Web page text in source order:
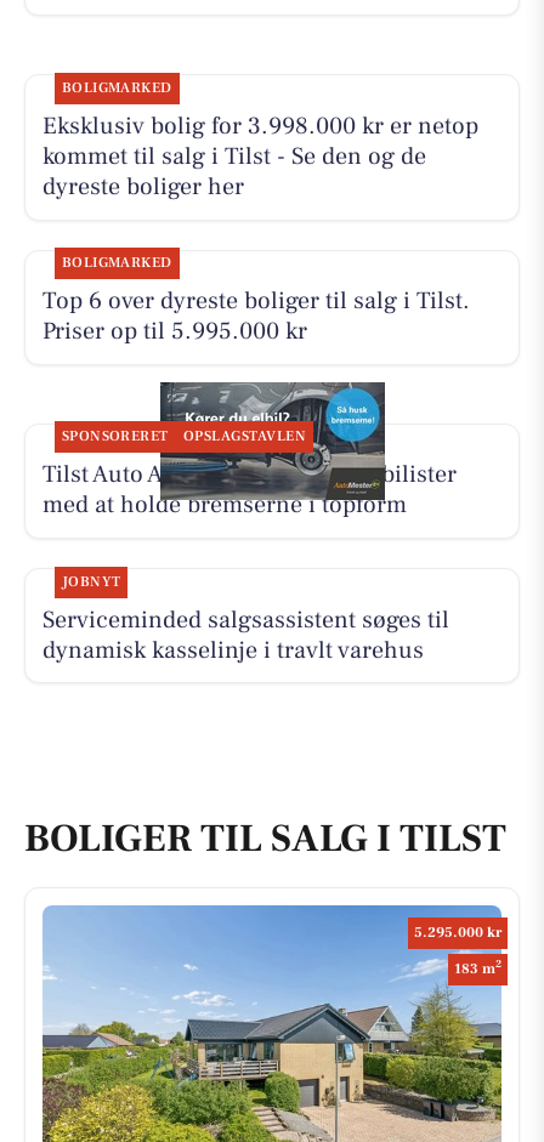
BOLIGMARKED
Eksklusiv bolig for 3.998.000 kr er netop
kommet til salg i Tilst - Se den og de
dyreste boliger her
BOLIGMARKED
Top 6 over dyreste boliger til salg i Tilst.
Priser op til 5.995.000 kr
SPONSORERET OPSLAGSTAVLEN
Tilst Auto Aarhus ApS hjælper elbilister
med at holde bremserne i topform
JOBNYT
Serviceminded salgsassistent søges til
dynamisk kasselinje i travlt varehus
BOLIGER TIL SALG I TILST
5.295.000 kr
183 m2